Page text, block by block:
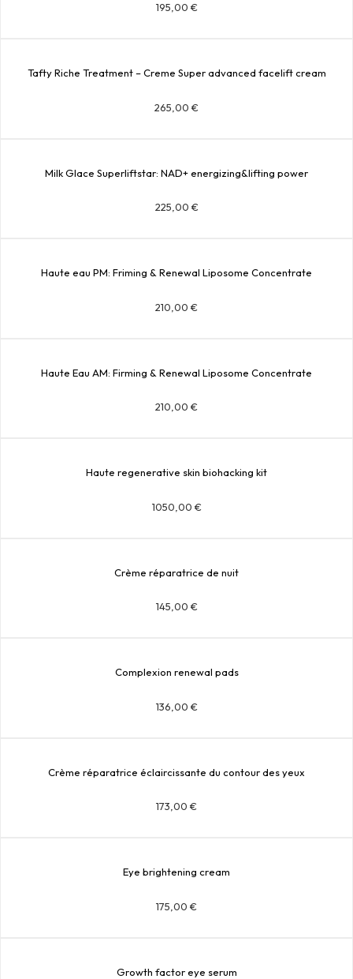
195,00 €
Tafty Riche Treatment – Creme Super advanced facelift cream
265,00 €
Milk Glace Superliftstar: NAD+ energizing&lifting power
225,00 €
Haute eau PM: Friming & Renewal Liposome Concentrate
210,00 €
Haute Eau AM: Firming & Renewal Liposome Concentrate
210,00 €
Haute regenerative skin biohacking kit
1050,00 €
Crème réparatrice de nuit
145,00 €
Complexion renewal pads
136,00 €
Crème réparatrice éclaircissante du contour des yeux
173,00 €
Eye brightening cream
175,00 €
Growth factor eye serum